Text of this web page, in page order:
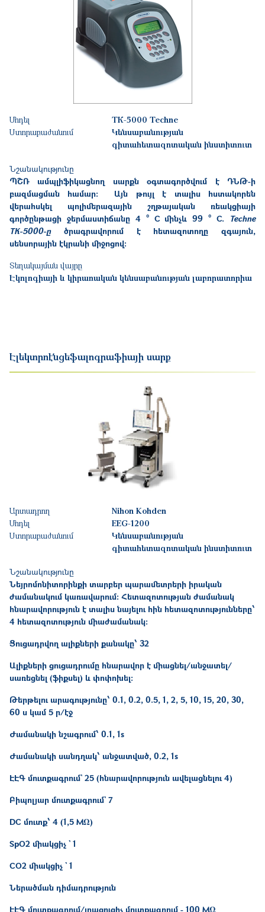
Մոդել
ТК-5000 Techne
Ստորաբաժանում
Կենսաբանության
գիտահետազոտական ինստիտուտ
Նշանակությունը
ՊՇՌ ամպլիֆիկացնող սարքն օգտագործվում է ԴՆԹ-ի
բազմացման համար։ Այն թույլ է տալիս հստակորեն
վերահսկել պոլիմերազային շղթայական ռեակցիայի
գործընթացի ջերմաստիճանը 4 ° С մինչև 99 ° С.
Techne
ТК-5000-ըծրագրավորում է հետազոտողը զգայուն,
սենսորային էկրանի միջոցով:
Տեղակայման վայրը
Էկոլոգիայի և կիրառական կենսաբանության լաբորատորիա
Էլեկտրոէնցեֆալոգրաֆիայի սարք
Արտադրող
Nihon Kohden
Մոդել
EEG-1200
Ստորաբաժանում
Կենսաբանության
գիտահետազոտական ինստիտուտ
Նշանակությունը
Նեյրոմոնիտորինքի տարբեր պարամետրերի իրական
ժամանակում կառավարում։ Հետազոտության ժամանակ
հնարավորություն է տալիս նայելու հին հետազոտությունները՝
4 հետազոտություն միաժամանակ։
Ցուցադրվող ալիքների քանակը՝ 32
Ալիքների ցուցադրումը հնարավոր է միացնել/անջատել/
սառեցնել (ֆիքսել) և փոփոխել։
Թերթելու արագությունը՝ 0.1, 0.2, 0.5, 1, 2, 5, 10, 15, 20, 30,
60 ս կամ 5 ր/էջ
Ժամանակի նշագրում՝ 0.1, 1s
Ժամանակի սանդղակ՝ անջատված, 0.2, 1s
ԷԷԳ մուտքագրում` 25 (հնարավորություն ավելացնելու 4)
Բիպոլյար մուտքագրում` 7
DC մուտք՝ 4 (1,5 MΩ)
SpO2 միակցիչ ` 1
CO2 միակցիչ ` 1
Ներածման դիմադրություն
ԷԷԳ մուտքագրում/լրացուցիչ մուտքագրում - 100 MΩ